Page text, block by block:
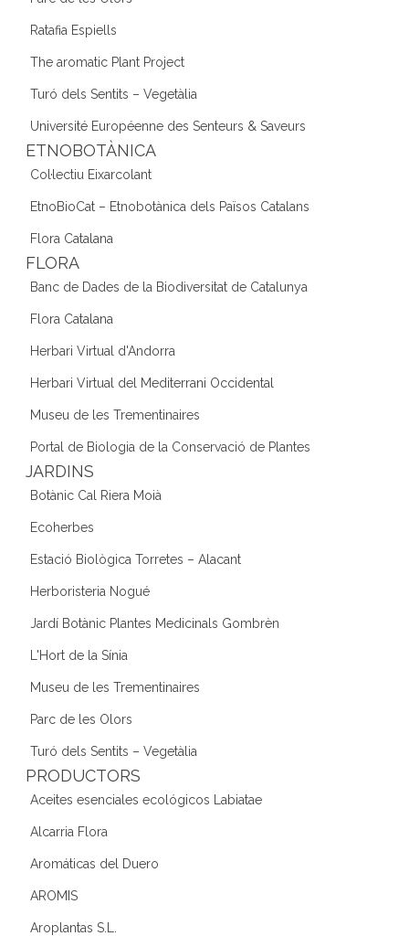
Ratafia Espiells
The aromatic Plant Project
Turó dels Sentits – Vegetàlia
Université Européenne des Senteurs & Saveurs
ETNOBOTÀNICA
Col·lectiu Eixarcolant
EtnoBioCat – Etnobotànica dels Països Catalans
Flora Catalana
FLORA
Banc de Dades de la Biodiversitat de Catalunya
Flora Catalana
Herbari Virtual d'Andorra
Herbari Virtual del Mediterrani Occidental
Museu de les Trementinaires
Portal de Biologia de la Conservació de Plantes
JARDINS
Botànic Cal Riera Moià
Ecoherbes
Estació Biològica Torretes – Alacant
Herboristeria Nogué
Jardí Botànic Plantes Medicinals Gombrèn
L'Hort de la Sínia
Museu de les Trementinaires
Parc de les Olors
Turó dels Sentits – Vegetàlia
PRODUCTORS
Aceites esenciales ecológicos Labiatae
Alcarria Flora
Aromáticas del Duero
AROMIS
Aroplantas S.L.